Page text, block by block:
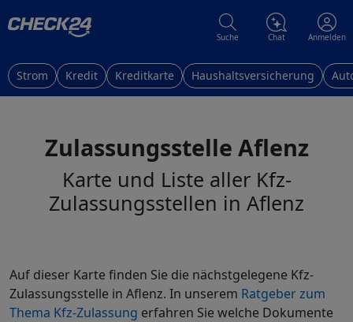
Suche Chat Anmelden
Strom Kredit Kreditkarte Haushaltsversicherung
Zulassungsstelle Aflenz
Karte und Liste aller Kfz-
Zulassungsstellen in Aflenz
Auf dieser Karte finden Sie die nächstgelegene Kfz-
Zulassungsstelle in Aflenz. In unserem Ratgeber zum
Thema Kfz-Zulassung erfahren Sie welche Dokumente